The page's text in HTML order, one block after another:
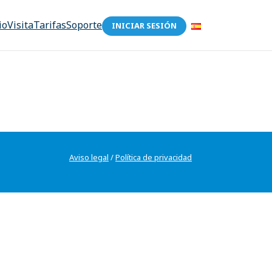
VisitaTarifasSoporte INICIAR SESIÓN
Aviso legal /Política de privacidad